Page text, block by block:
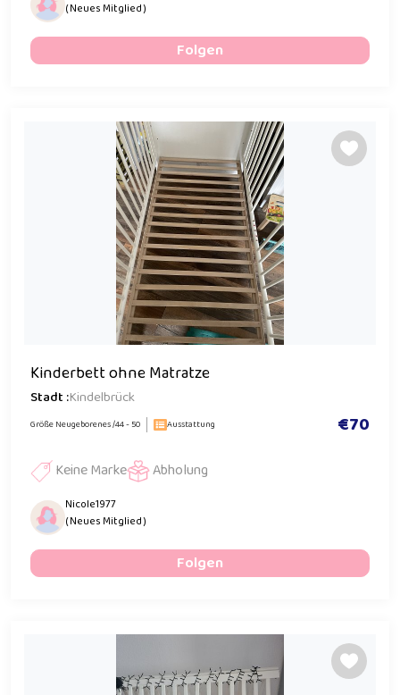
( Neues Mitglied )
Folgen
Kinderbett ohne Matratze
Stadt :Kindelbrück
Größe Neugeborenes /44 - 50 Ausstattung €70
Keine Marke Abholung
Nicole1977
( Neues Mitglied )
Folgen